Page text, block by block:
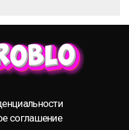
соглашение